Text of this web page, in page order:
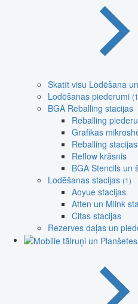
Skatīt visu Lodēšana
Lodēšanas piederumi
BGA Reballing stacijas
Reballing
Grafikas
Reballing stacijas
Reflow krāsnis
BGA Stencils un
Lodēšanas stacijas (1)
Aoyue stacijas
Atten un Mlink
Citas stacijas
Rezerves daļas un